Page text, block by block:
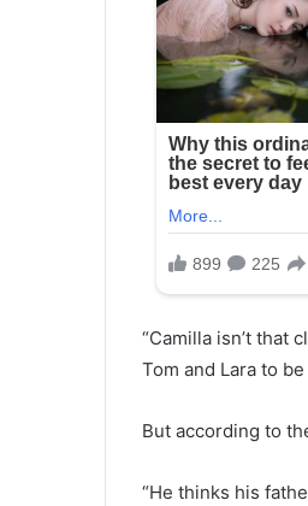
“Camilla isn’t that
Tom and Lara to
But according to
“He thinks his